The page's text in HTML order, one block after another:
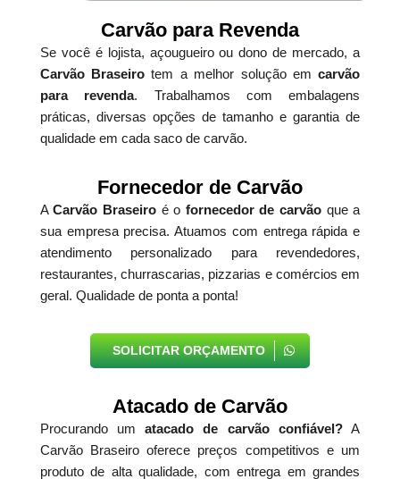
Carvão para Revenda
Se você é lojista, açougueiro ou dono de mercado, a
Carvão Braseiro tem a melhor solução emcarvão
para revenda. Trabalhamos com embalagens
práticas, diversas opções de tamanho e garantia de
qualidade em cada saco de carvão.
Fornecedor de Carvão
ACarvão Braseiro é o fornecedor de carvão que a
sua empresa precisa. Atuamos com entrega rápida e
atendimento personalizado para revendedores,
restaurantes, churrascarias, pizzarias e comércios em
geral. Qualidade de ponta a ponta!
SOLICITAR ORÇAMENTO
Atacado de Carvão
Procurando umatacado de carvão confiável?A
Carvão Braseiro oferece preços competitivos e um
produto de alta qualidade, com entrega em grandes